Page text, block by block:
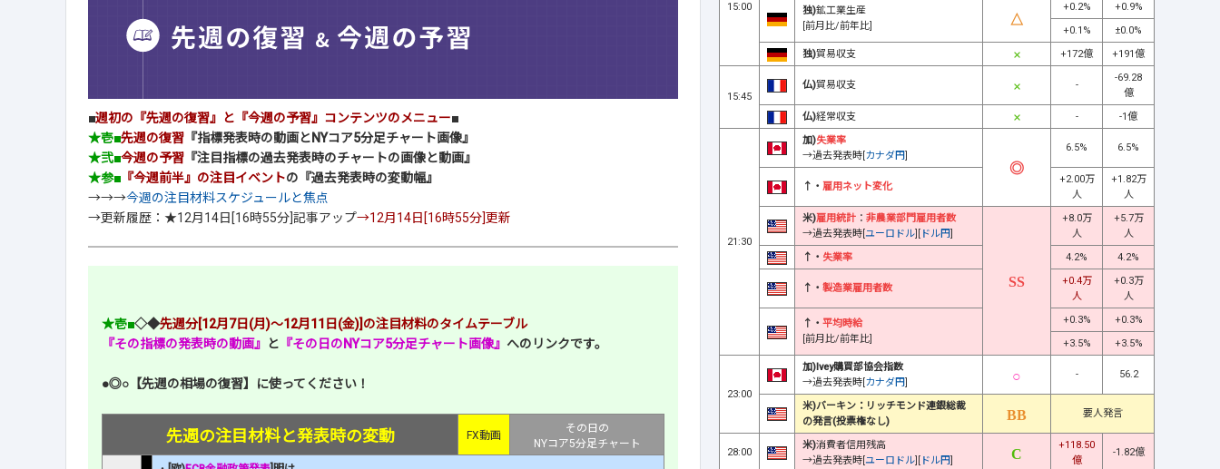
■週初の『先週の復習』と『今週の予習』コンテンツのメニュー■
★壱■先週の復習 『指標発表時の動画とNYコア5分足チャート画像』
★弐■今週の予習 『注目指標の過去発表時のチャートの画像と動画』
★参■ 『今週前半』の注目イベントの『過去発表時の変動幅』
→→→今週の注目材料スケジュールと焦点
→更新履歴：★12月14日[16時55分]記事アップ→12月14日[16時55分]更新
★壱■◇◆先週分[12月7日(月)～12月11日(金)]の注目材料のタイムテーブル
『その指標の発表時の動画』
と 『その日のNYコア5分足チャート画像』 へのリンクです。
●◎○【先週の相場の復習】に使ってください！
先週の注目材料と発表時の変動 FX動画
その日の
NYコア5分足チャート
15:00 独)鉱工業生産
[前月比/前年比]
+0.2%
+0.9%
+0.1%
±0.0%
独)貿易収支 +172億 +191億
15:45
仏)貿易収支 -
-69.28
億
仏)経常収支 - -1億
21:30
加)失業率
→過去発表時[カナダ円]
6.5% 6.5%
↑・ 雇用ネット変化
+2.00万
人
+1.82万
人
米)雇用統計 ： 非農業部門雇用者数
→過去発表時[ユーロドル][ ドル円]
+8.0万
人
+5.7万
人
↑・ 失業率 4.2% 4.2%
↑・ 製造業雇用者数
+0.4万
人
+0.3万
人
↑・ 平均時給
[前月比/前年比]
+0.3%
+0.3%
+3.5%
+3.5%
23:00
加)Ivey購買部協会指数
→過去発表時[カナダ円]
- 56.2
米)バーキン：リッチモンド連銀総裁
の発言(投票権なし)
要人発言
28:00
米)消費者信用残高
→過去発表時[ユーロドル][ ドル円]
+118.50
億
-1.82億